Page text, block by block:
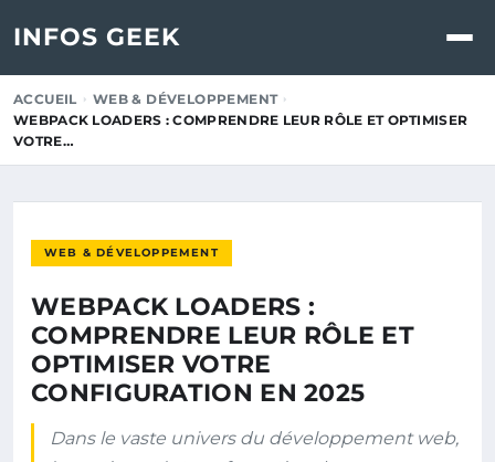
INFOS GEEK
ACCUEIL
WEB & DÉVELOPPEMENT
WEBPACK LOADERS : COMPRENDRE LEUR RÔLE ET OPTIMISER
VOTRE…
WEB & DÉVELOPPEMENT
WEBPACK LOADERS :
COMPRENDRE LEUR RÔLE ET
OPTIMISER VOTRE
CONFIGURATION EN 2025
Dans le vaste univers du développement web,